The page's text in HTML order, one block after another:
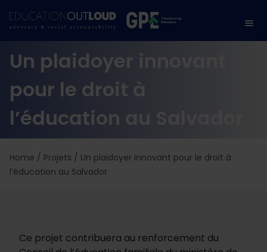
Un plaidoyer innovant
pour le droit à
l’éducation au Salvador
Home / Projets / Un plaidoyer innovant pour le droit à
l’éducation au Salvador
Ce projet contribuera au renforcement du